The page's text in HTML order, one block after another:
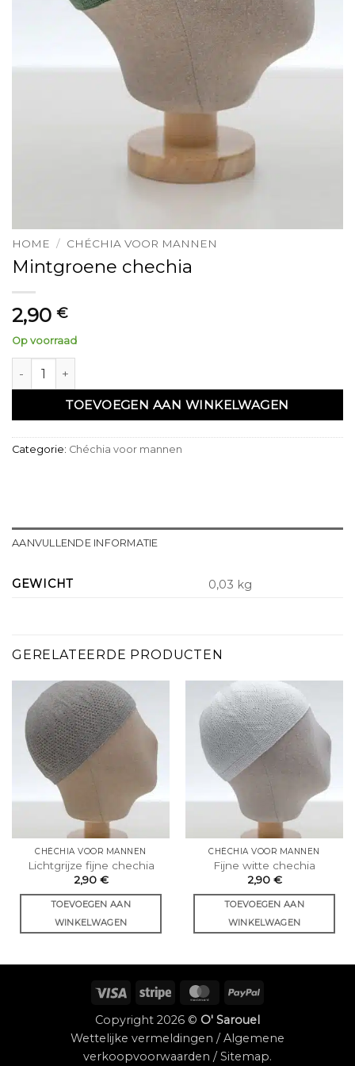
HOME / CHÉCHIA VOOR MANNEN
Mintgroene chechia
2,90 €
Op voorraad
Chéchia vert menthe fine aantal
TOEVOEGEN AAN WINKELWAGEN
Categorie: Chéchia voor mannen
AANVULLENDE INFORMATIE
GEWICHT 0,03 kg
GERELATEERDE PRODUCTEN
CHÉCHIA VOOR MANNEN
Lichtgrijze fijne chechia
2,90 €
TOEVOEGEN AAN
WINKELWAGEN
CHÉCHIA VOOR MANNEN
Fijne witte chechia
2,90 €
TOEVOEGEN AAN
WINKELWAGEN
Visum Streep MasterCardPayPal
Copyright 2026 © O' Sarouel
Wettelijke vermeldingen /Algemene
verkoopvoorwaarden /Sitemap.